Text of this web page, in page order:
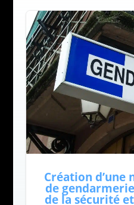
Création d’une
de
de la sécurité